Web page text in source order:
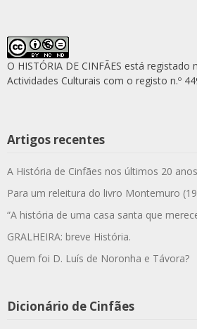
O HISTÓRIA DE CINFÃES está registado
Actividades Culturais com o registo n.º
Artigos recentes
A História de Cinfães nos últimos 20
Para um releitura do livro Montemuro
“A história de uma casa santa que
GRALHEIRA: breve História.
Quem foi D. Luís de Noronha e Távora?
Dicionário de Cinfães